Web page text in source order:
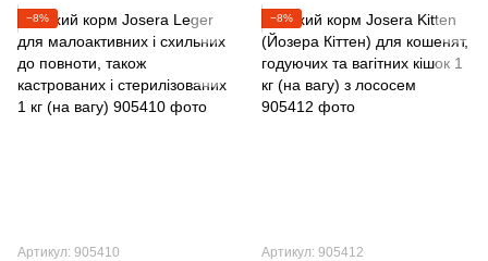
−8%
Артикул: 905410
−8%
Артикул: 905412